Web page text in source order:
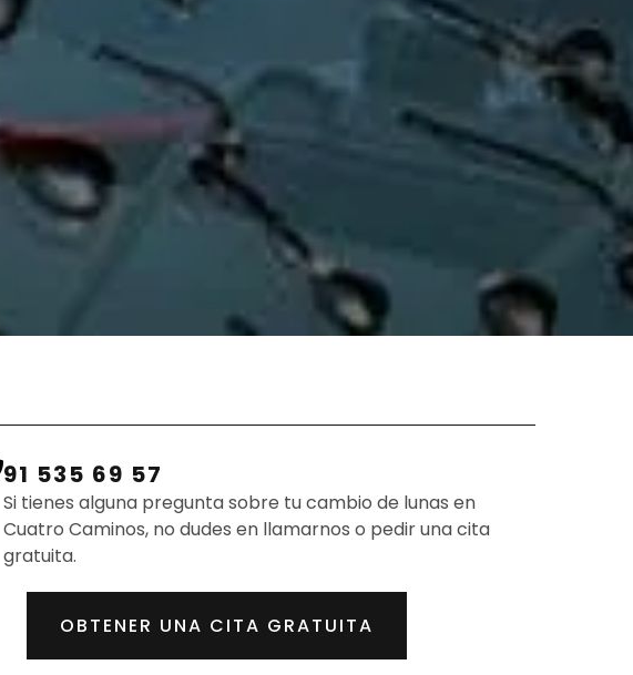
91 535 69 57
Si tienes alguna pregunta sobre tu cambio de lunas en
Cuatro Caminos, no dudes en llamarnos o pedir una cita
gratuita.
OBTENER UNA CITA GRATUITA